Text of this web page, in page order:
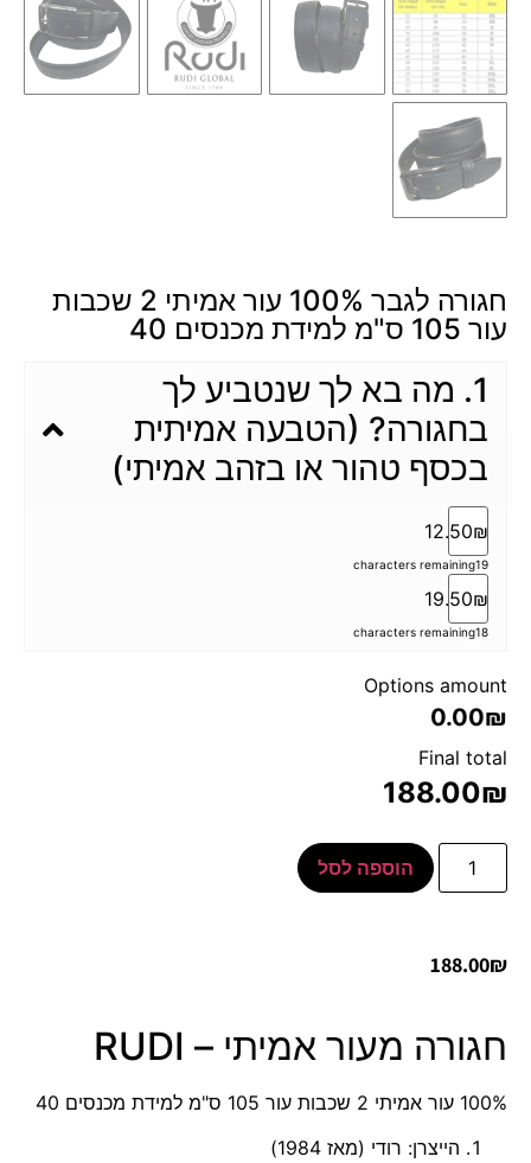
חגורה לגבר 100% עור אמיתי 2 שכבות
עור 105 ס"מ למידת מכנסים 40
1. מה בא לך שנטביע לך
בחגורה? (הטבעה אמיתית
בכסף טהור או בזהב אמיתי)
12.50₪
19
characters remaining
19.50₪
18
characters remaining
Options amount
0.00₪
Final total
188.00₪
הוספה לסל
188.00₪
חגורה מעור אמיתי – RUDI
100% עור אמיתי 2 שכבות עור 105 ס"מ למידת מכנסים 40
הייצרן: רודי (מאז 1984)